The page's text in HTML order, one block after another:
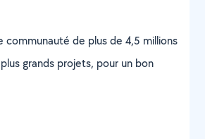
communauté de plus de 4,5 millions
grands projets, pour un bon